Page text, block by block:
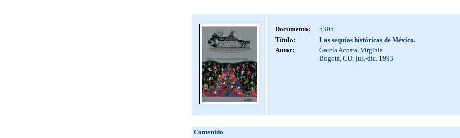
Documento:
5305
Título:
Las sequías históricas de México.
Autor:
García Acosta, Virginia.
Bogotá, CO; jul.-dic. 1993
Contenido